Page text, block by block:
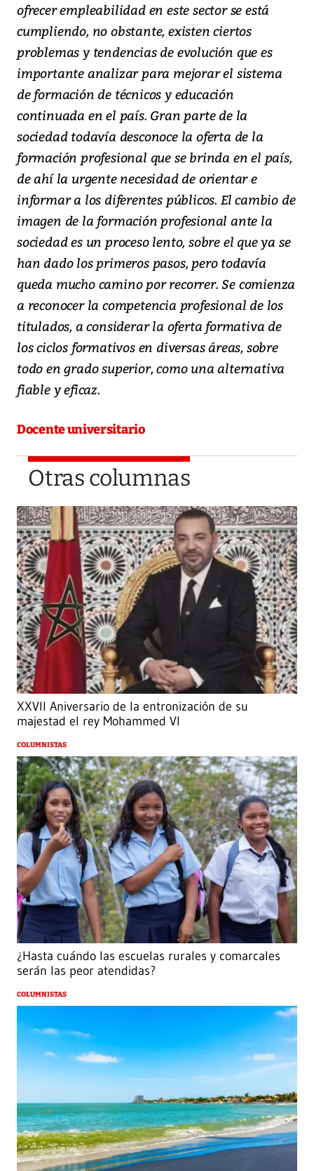
ofrecer empleabilidad en este sector se está
cumpliendo, no obstante, existen ciertos
problemas y tendencias de evolución que es
importante analizar para mejorar el sistema
de formación de técnicos y educación
continuada en el país. Gran parte de la
sociedad todavía desconoce la oferta de la
formación profesional que se brinda en el país,
de ahí la urgente necesidad de orientar e
informar a los diferentes públicos. El cambio de
imagen de la formación profesional ante la
sociedad es un proceso lento, sobre el que ya se
han dado los primeros pasos, pero todavía
queda mucho camino por recorrer. Se comienza
a reconocer la competencia profesional de los
titulados, a considerar la oferta formativa de
los ciclos formativos en diversas áreas, sobre
todo en grado superior, como una alternativa
fiable y eficaz.
Docente universitario
Otras columnas
XXVII Aniversario de la entronización de su
majestad el rey Mohammed VI
COLUMNISTAS
¿Hasta cuándo las escuelas rurales y comarcales
serán las peor atendidas?
COLUMNISTAS